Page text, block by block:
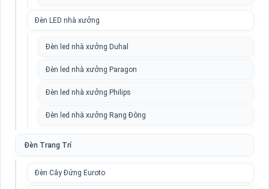
Đèn LED nhà xưởng
Đèn led nhà xưởng Duhal
Đèn led nhà xưởng Paragon
Đèn led nhà xưởng Philips
Đèn led nhà xưởng Rạng Đông
Đèn Trang Trí
Đèn Cây Đứng Euroto